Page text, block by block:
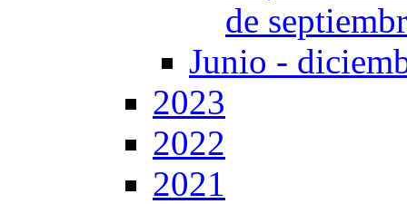
de
Junio -
2023
2022
2021